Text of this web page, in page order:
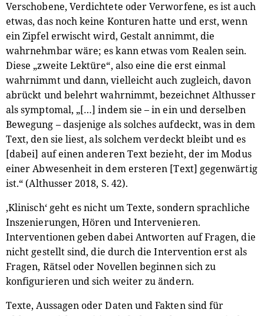
Verschobene, Verdichtete oder Verworfene, es ist auch
etwas, das noch keine Konturen hatte und erst, wenn
ein Zipfel erwischt wird, Gestalt annimmt, die
wahrnehmbar wäre; es kann etwas vom Realen sein.
Diese „zweite Lektüre“, also eine die erst einmal
wahrnimmt und dann, vielleicht auch zugleich, davon
abrückt und belehrt wahrnimmt, bezeichnet Althusser
als symptomal, „[…] indem sie – in ein und derselben
Bewegung – dasjenige als solches aufdeckt, was in dem
Text, den sie liest, als solchem verdeckt bleibt und es
[dabei] auf einen anderen Text bezieht, der im Modus
einer Abwesenheit in dem ersteren [Text] gegenwärtig
ist.“ (Althusser 2018, S. 42).
‚Klinisch‘ geht es nicht um Texte, sondern sprachliche
Inszenierungen, Hören und Intervenieren.
Interventionen geben dabei Antworten auf Fragen, die
nicht gestellt sind, die durch die Intervention erst als
Fragen, Rätsel oder Novellen beginnen sich zu
konfigurieren und sich weiter zu ändern.
Texte, Aussagen oder Daten und Fakten sind für